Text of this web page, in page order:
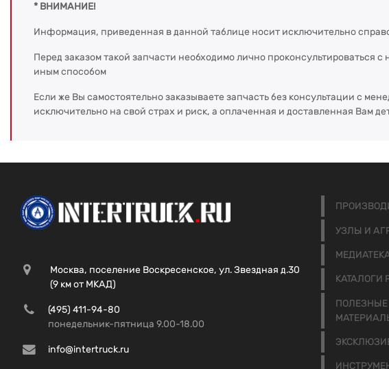
* ВНИМАНИЕ!
Информация, приведенная в данной таблице носит исключительно
Перед заказом такой запчасти необходимо лично
иным способом
Если же Вы самостоятельно заказываете запчасть без консультации с
исключительно на свой страх и риск, а оплаченная и доставленная Вам
Москва, поселение Воскресенское, ул. Звездная д.30
(9 км от МКАД)
(495) 411-94-80
понедельник-пятница 9.00-18.00
info@intertruck.ru
УЗЛЫ И
КАТАЛОГИ
ПОЛЕЗНЫЕ